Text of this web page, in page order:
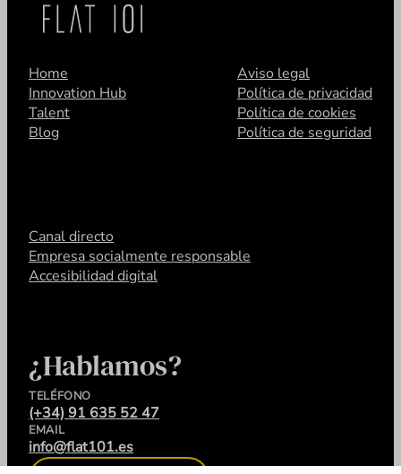
Home
Innovation Hub
Talent
Blog
Aviso legal
Política de privacidad
Política de cookies
Política de seguridad
Canal directo
Empresa socialmente responsable
Accesibilidad digital
¿Hablamos?
TELÉFONO
(+34) 91 635 52 47
EMAIL
info@flat101.es